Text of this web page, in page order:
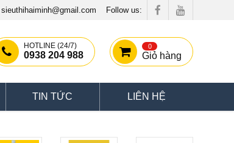
sieuthihaiminh@gmail.com Follow us:
HOTLINE (24/7)
0938 204 988
0
Giỏ hàng
TIN TỨC LIÊN HỆ